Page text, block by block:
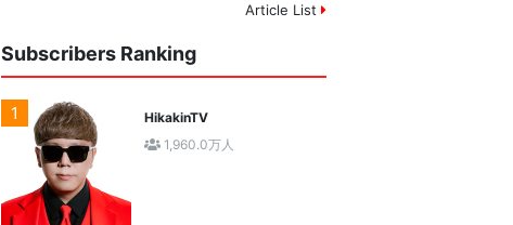
Article List
Subscribers Ranking
1
HikakinTV
1,960.0万人